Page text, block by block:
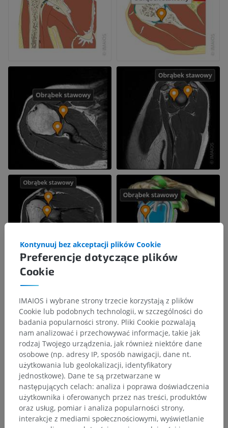
Preferencje dotyczące plików
Cookie
Kontynuuj bez akceptacji plików Cookie
IMAIOS i wybrane strony trzecie korzystają z plików
Cookie lub podobnych technologii, w szczególności do
badania popularności strony. Pliki Cookie pozwalają
nam analizować i przechowywać informacje, takie jak
rodzaj Twojego urządzenia, jak również niektóre dane
osobowe (np. adresy IP, sposób nawigacji, dane nt.
użytkowania lub geolokalizacji, identyfikatory
jednostkowe). Dane te są przetwarzane w
następujących celach: analiza i poprawa doświadczenia
użytkownika i oferowanych przez nas treści, produktów
oraz usług, pomiar i analiza popularności strony,
interakcje z mediami społecznościowymi, wyświetlanie